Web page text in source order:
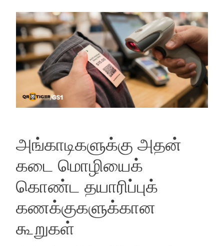
அங்காடிகளுக்கு அதன்
கடை மொழியைக்
கொண்ட தயாரிப்புக்
கணக்குகளுக்கான
கூறுகள்